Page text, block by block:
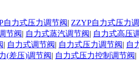
自力式压力调节阀| ZZYP自力式压力
节阀| 自力式蒸汽调节阀| 自力式高压
| 自力式调节阀| 自力式压力调节阀| 自
(差压)调节阀| 自力式压力控制调节阀|